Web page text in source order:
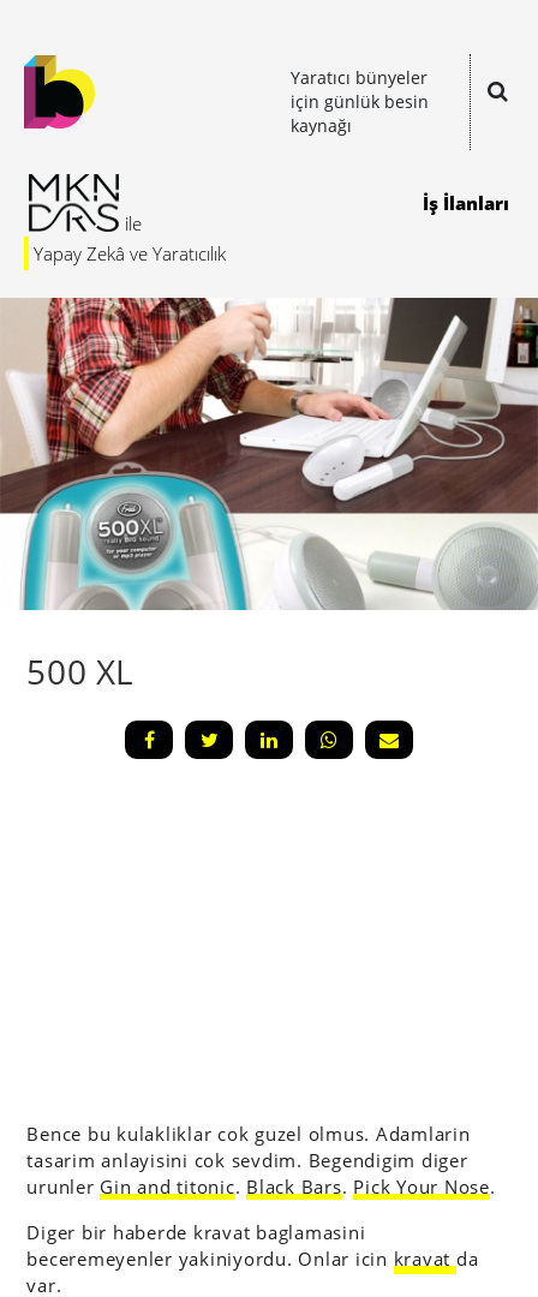
Yaratıcı bünyeler
için günlük besin
kaynağı
Yapay Zekâ ve Yaratıcılık
İş İlanları
500 XL
Bence bu kulakliklar cok guzel olmus. Adamlarin
tasarim anlayisini cok sevdim. Begendigim diger
urunler Gin and titonic. Black Bars. Pick Your Nose.
Diger bir haberde kravat baglamasini
beceremeyenler yakiniyordu. Onlar icin kravat da
var.